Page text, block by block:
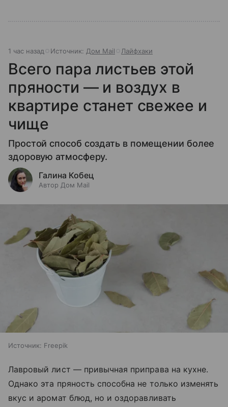
1 час назад Источник: Дом Mail Лайфхаки
Всего пара листьев этой
пряности — и воздух в
квартире станет свежее и
чище
Простой способ создать в помещении более
здоровую атмосферу.
Галина Кобец
Автор Дом Mail
Источник: Freepik
Лавровый лист — привычная приправа на кухне.
Однако эта пряность способна не только изменять
вкус и аромат блюд, но и оздоравливать